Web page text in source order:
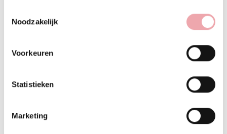
Noodzakelijk
Voorkeuren
Statistieken
Marketing